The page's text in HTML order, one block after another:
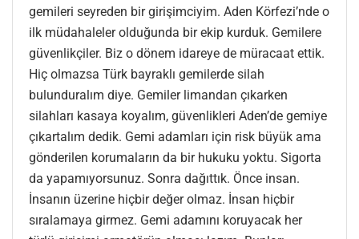
gemileri seyreden bir girişimciyim. Aden Körfezi’nde o
ilk müdahaleler olduğunda bir ekip kurduk. Gemilere
güvenlikçiler. Biz o dönem idareye de müracaat ettik.
Hiç olmazsa Türk bayraklı gemilerde silah
bulunduralım diye. Gemiler limandan çıkarken
silahları kasaya koyalım, güvenlikleri Aden’de gemiye
çıkartalım dedik. Gemi adamları için risk büyük ama
gönderilen korumaların da bir hukuku yoktu. Sigorta
da yapamıyorsunuz. Sonra dağıttık. Önce insan.
İnsanın üzerine hiçbir değer olmaz. İnsan hiçbir
sıralamaya girmez. Gemi adamını koruyacak her